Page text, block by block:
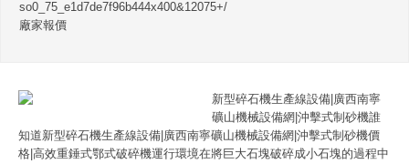
so0_75_e1d7de7f96b444x400&12075+/
廠家報價
新型碎石機生產線設備|廣西南寧
礦山機械設備網|沖擊式制砂機誰
知道新型碎石機生產線設備|廣西南寧礦山機械設備網|沖擊式制砂機價
格|高效重錘式鄂式破碎機運行環境在將巨大石塊破碎成小石塊的過程中